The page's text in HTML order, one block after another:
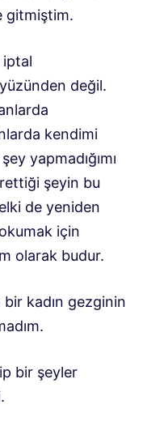
gitmiştim.
iptal
değil.
kendimi
yapmadığımı
şeyin bu
de yeniden
için
olarak budur.
bir kadın gezginin
bir şeyler